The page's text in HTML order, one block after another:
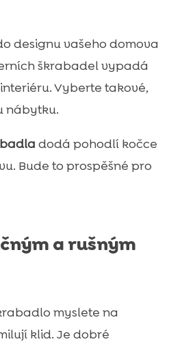
designu vašeho domova
škrabadel vypadá
Vyberte takové,
nábytku.
dodá pohodlí kočce
Bude to prospěšné pro
a rušným
myslete na
klid. Je dobré